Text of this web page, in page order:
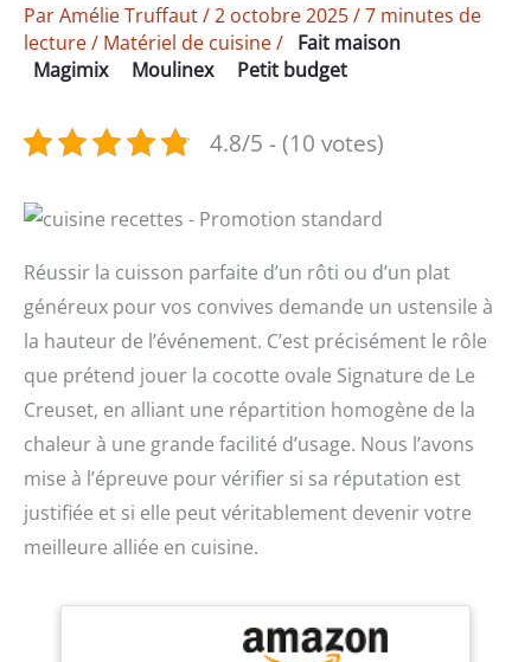
ParAmélie Truffaut/2 octobre 2025/7 minutes de
lecture/ Matériel de cuisine/ Fait maison
Magimix
Moulinex Petit budget
4.8/5 - (10 votes)
Réussir la cuisson parfaite d’un rôti ou d’un plat
généreux pour vos convives demande un ustensile à
la hauteur de l’événement. C’est précisément le rôle
que prétend jouer la cocotte ovale Signature de Le
Creuset, en alliant une répartition homogène de la
chaleur à une grande facilité d’usage. Nous l’avons
mise à l’épreuve pour vérifier si sa réputation est
justifiée et si elle peut véritablement devenir votre
meilleure alliée en cuisine.